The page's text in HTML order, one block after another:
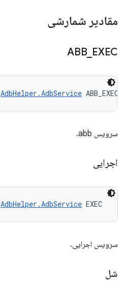
مقادیر شمارشی
ABB_ EXEC
AdbHelper.AdbService ABB_EXEC
سرویس abb.
اجرایی
AdbHelper.AdbService EXEC
سرویس اجرایی.
شل